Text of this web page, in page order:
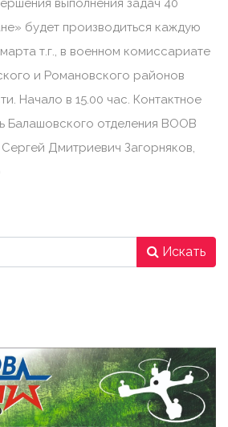
выполнения задач 40
будет производиться каждую
марта т.г., в военном комиссариате
и Романовского районов
Начало в 15.00 час. Контактное
Балашовского отделения ВООВ
Дмитриевич Загорняков,
Искать